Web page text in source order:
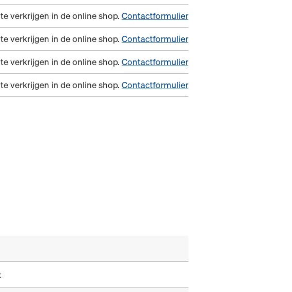
verkrijgen in de online shop. Contactformulier
verkrijgen in de online shop. Contactformulier
verkrijgen in de online shop. Contactformulier
verkrijgen in de online shop. Contactformulier